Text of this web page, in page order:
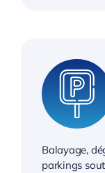
Balayage,
parkings